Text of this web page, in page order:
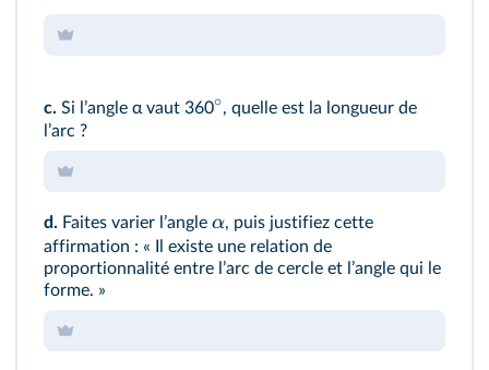
c. Si lʼangle α vaut 360∘, quelle est la longueur de
lʼarc ?
d. Faites varier lʼangle α, puis justifiez cette
affirmation : « Il existe une relation de
proportionnalité entre lʼarc de cercle et lʼangle qui le
forme. »